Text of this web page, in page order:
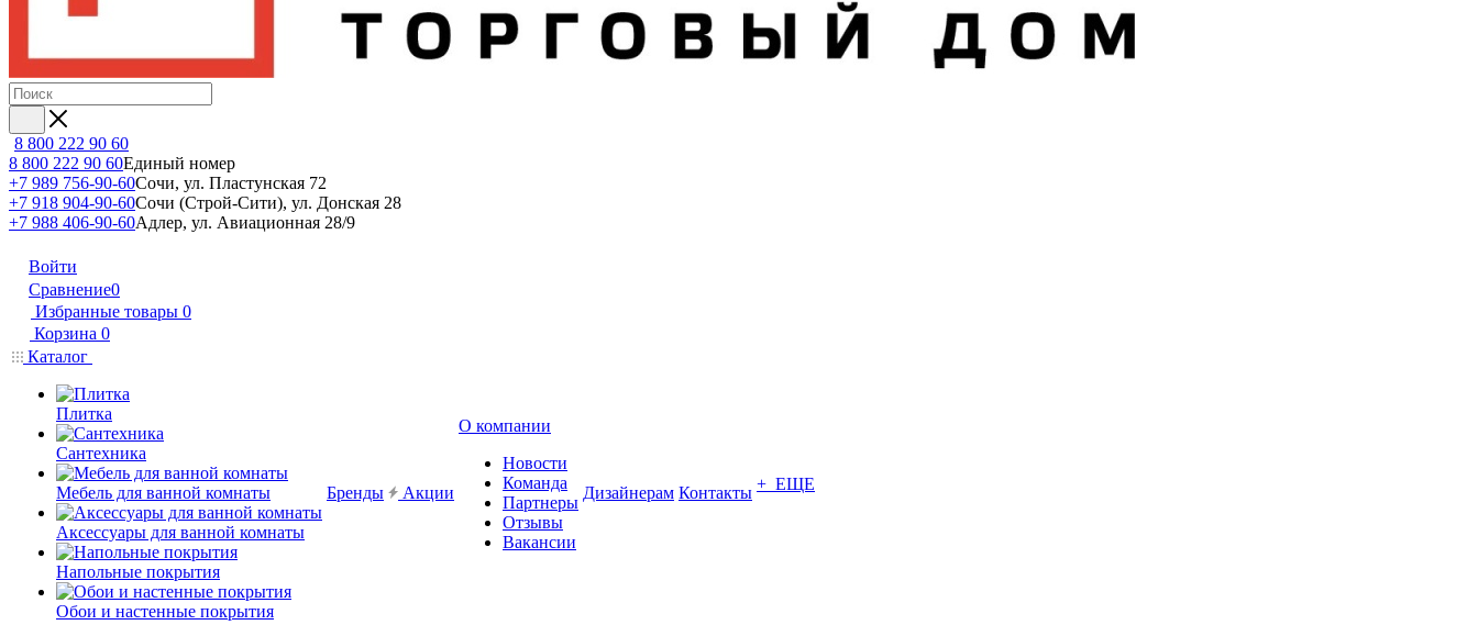
8 800 222 90 60
8 800 222 90 60Единый номер
+7 989 756-90-60Сочи, ул. Пластунская 72
+7 918 904-90-60Сочи (Строй-Сити), ул. Донская 28
+7 988 406-90-60Адлер, ул. Авиационная 28/9
Войти
Сравнение0
Избранные товары 0
Корзина 0
Каталог
Плитка
Сантехника
Мебель для ванной комнаты
Аксессуары для ванной комнаты
Напольные покрытия
Обои и настенные покрытия
Бренды Акции
О компании
Новости
Команда
Партнеры
Отзывы
Вакансии
Дизайнерам Контакты + ЕЩЕ